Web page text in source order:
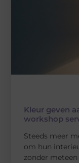
Kleur geven
workshop
Steeds meer
om hun
zonder